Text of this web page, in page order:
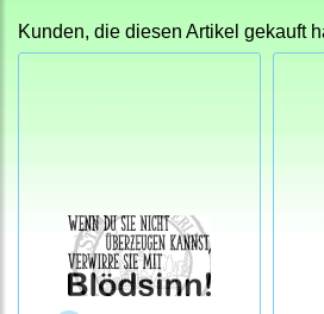
Kunden, die diesen Artikel gekauft